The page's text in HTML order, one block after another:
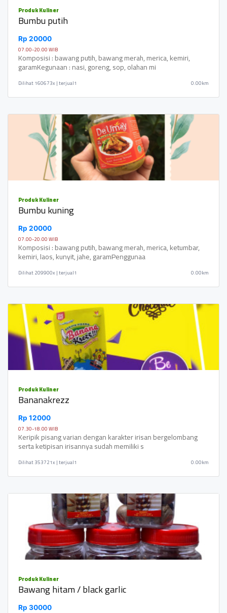
Produk Kuliner
Bumbu putih
Rp 20000
07.00-20.00 WIB
Komposisi : bawang putih, bawang merah, merica, kemiri,
garamKegunaan : nasi, goreng, sop, olahan mi
Dilihat160673x | terjual1 0.00km
Produk Kuliner
Bumbu kuning
Rp 20000
07.00-20.00 WIB
Komposisi : bawang putih, bawang merah, merica, ketumbar,
kemiri, laos, kunyit, jahe, garamPenggunaa
Dilihat209900x | terjual1 0.00km
Produk Kuliner
Bananakrezz
Rp 12000
07.30-18.00 WIB
Keripik pisang varian dengan karakter irisan bergelombang
serta ketipisan irisannya sudah memiliki s
Dilihat353721x | terjual1 0.00km
Produk Kuliner
Bawang hitam / black garlic
Rp 30000